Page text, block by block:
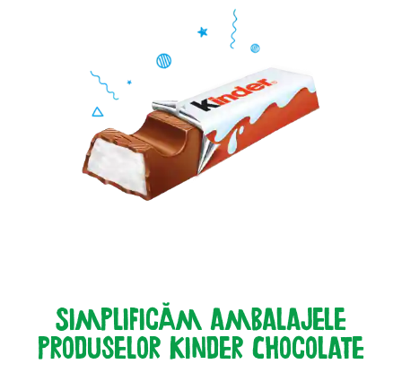
Simplificăm ambalajele
produselor Kinder Chocolate